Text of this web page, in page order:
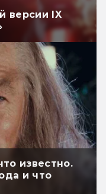
версии IX
известно.
и что